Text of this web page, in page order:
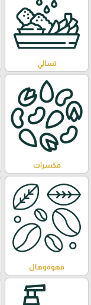
تسالي
مكسرات
قهوةوهال